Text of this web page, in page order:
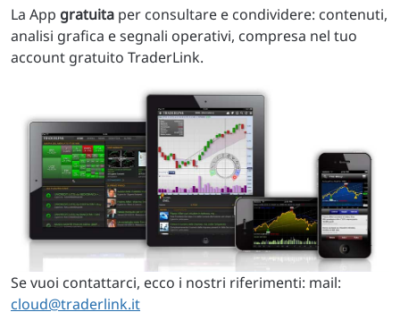
La App gratuita per consultare e condividere: contenuti,
analisi grafica e segnali operativi, compresa nel tuo
account gratuito TraderLink.
Se vuoi contattarci, ecco i nostri riferimenti: mail:
cloud@traderlink.it